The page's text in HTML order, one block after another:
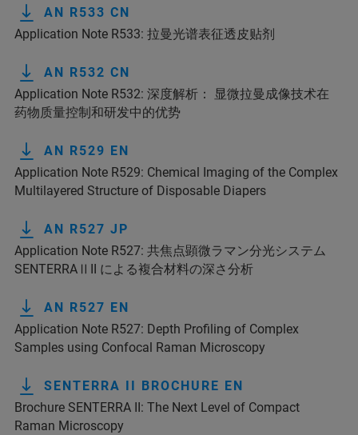
AN R533 CN
Application Note R533: 拉曼光谱表征透皮贴剂
AN R532 CN
Application Note R532: 深度解析： 显微拉曼成像技术在
药物质量控制和研发中的优势
AN R529 EN
Application Note R529: Chemical Imaging of the Complex
Multilayered Structure of Disposable Diapers
AN R527 JP
Application Note R527: 共焦点顕微ラマン分光システム
SENTERRAⅡII による複合材料の深さ分析
AN R527 EN
Application Note R527: Depth Profiling of Complex
Samples using Confocal Raman Microscopy
SENTERRA II BROCHURE EN
Brochure SENTERRA II: The Next Level of Compact
Raman Microscopy